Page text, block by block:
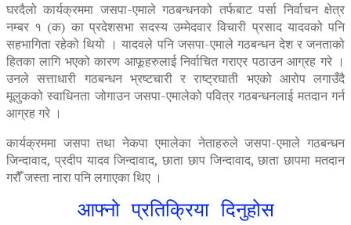
घरदैलो कार्यक्रममा जसपा-एमाले गठबन्धनको तर्फबाट पर्सा निर्वाचन क्षेत्र
नम्बर १ (क) का प्रदेशसभा सदस्य उम्मेदवार विचारी प्रसाद यादवको पनि
सहभागिता रहेको थियो । यादवले पनि जसपा-एमाले गठबन्धन देश र जनताको
हितका लागि भएको कारण आफूहरुलाई निर्वाचित गराएर पठाउन आग्रह गरे ।
उनले सत्ताधारी गठबन्धन भ्रष्टचारी र राष्ट्रघाती भएको आरोप लगाउँदै
मूलुकको स्वाधिनता जोगाउन जसपा-एमालेको पवित्र गठबन्धनलाई मतदान गर्न
आग्रह गरे ।
कार्यक्रममा जसपा तथा नेकपा एमालेका नेताहरुले जसपा-एमाले गठबन्धन
जिन्दावाद, प्रदीप यादव जिन्दावाद, छाता छाप जिन्दावाद, छाता छापमा मतदान
गरौँ जस्ता नारा पनि लगाएका थिए ।
आफ्नो प्रतिक्रिया दिनुहोस